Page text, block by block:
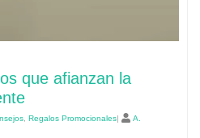
que afianzan la
Regalos Promocionales|
A.